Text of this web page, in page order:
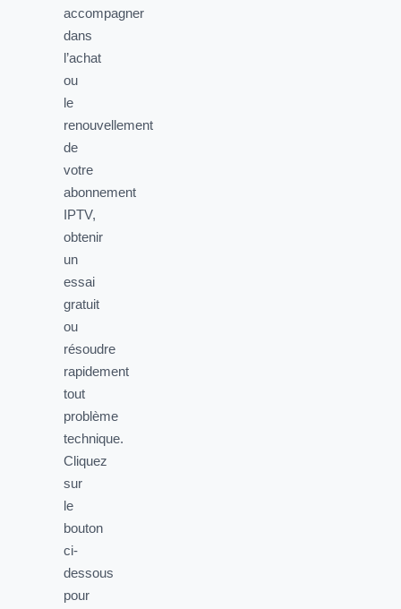
accompagner
dans
l’achat
ou
le
renouvellement
de
votre
abonnement
IPTV,
obtenir
un
essai
gratuit
ou
résoudre
rapidement
tout
problème
technique.
Cliquez
sur
le
bouton
ci-
dessous
pour